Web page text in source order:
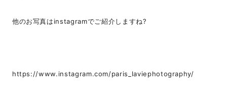
他のお写真はinstagramでご紹介しますね?
https://www.instagram.com/paris_laviephotography/